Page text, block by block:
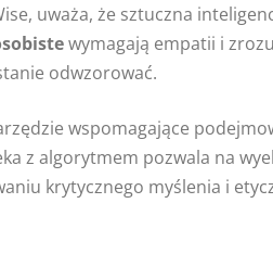
uważa, że sztuczna
wymagają empatii i
odwzorować.
wspomagające
z algorytmem pozwala na
krytycznego myślenia i